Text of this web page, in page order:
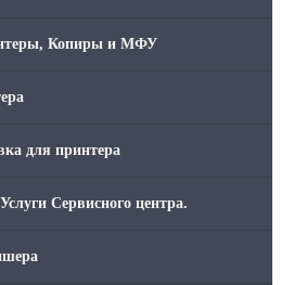
Копиры и МФУ
для принтера
Сервисного центра.